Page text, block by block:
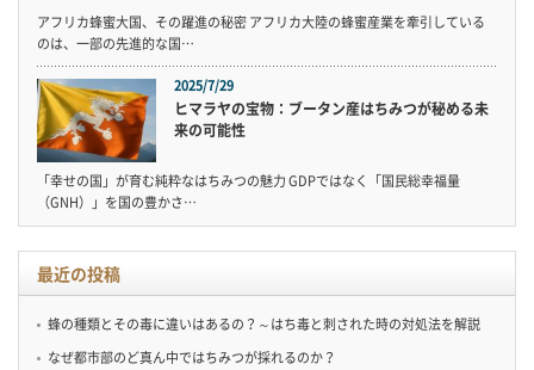
アフリカ蜂蜜大国、その躍進の秘密 アフリカ大陸の蜂蜜産業を牽引している
のは、一部の先進的な国…
2025/7/29
ヒマラヤの宝物：ブータン産はちみつが秘める未
来の可能性
「幸せの国」が育む純粋なはちみつの魅力 GDPではなく「国民総幸福量
（GNH）」を国の豊かさ…
最近の投稿
蜂の種類とその毒に違いはあるの？～はち毒と刺された時の対処法を解説
なぜ都市部のど真ん中ではちみつが採れるのか？